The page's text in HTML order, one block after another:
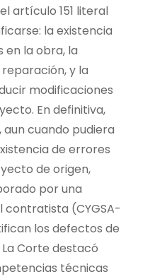
artículo 151 literal
la existencia
en la obra, la
y la
modificaciones
En definitiva,
cuando pudiera
de errores
de origen,
por una
(CYGSA-
los defectos de
Corte destacó
técnicas